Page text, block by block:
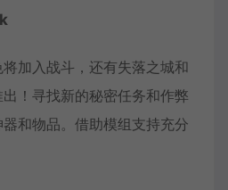
加入战斗，还有失落之城和
！寻找新的秘密任务和作弊
和物品。借助模组支持充分